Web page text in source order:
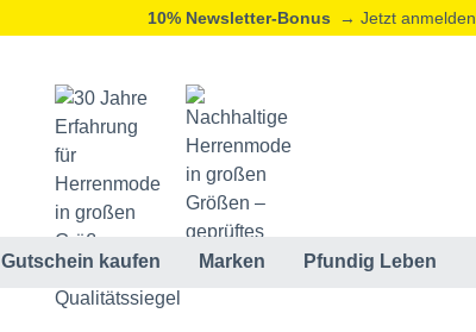
10% Newsletter-Bonus → Jetzt anmelden
Gutschein kaufen Marken Pfundig Leben